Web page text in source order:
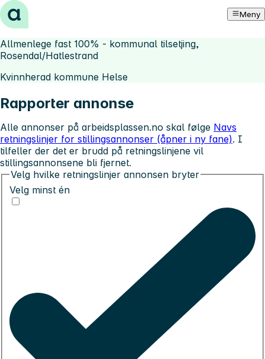
Hopp til innhold Meny
Allmenlege fast 100% - kommunal tilsetjing,
Rosendal/Hatlestrand
Kvinnherad kommune Helse
Rapporter annonse
Alle annonser på arbeidsplassen.no skal følge Navs
retningslinjer for stillingsannonser (åpner i ny fane). I
tilfeller der det er brudd på retningslinjene vil
stillingsannonsene bli fjernet.
Velg hvilke retningslinjer annonsen bryter
Velg minst én